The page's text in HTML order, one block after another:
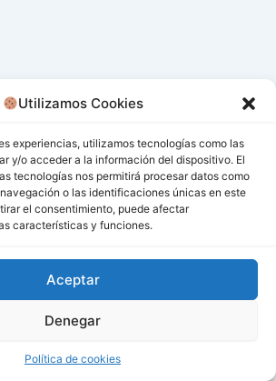
Utilizamos Cookies
experiencias, utilizamos tecnologías como las
y/o acceder a la información del dispositivo. El
tecnologías nos permitirá procesar datos como
o las identificaciones únicas en este
el consentimiento, puede afectar
características y funciones.
Aceptar
Denegar
Política de cookies
© 2026 San Miguel De Los Bancos |